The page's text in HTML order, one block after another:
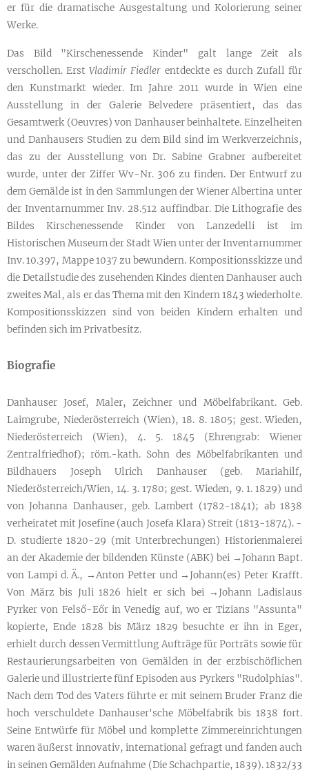
er für die dramatische Ausgestaltung und Kolorierung seiner
Werke.
Das Bild "Kirschenessende Kinder" galt lange Zeit als
verschollen. ErstVladimir Fiedler entdeckte es durch Zufall für
den Kunstmarkt wieder. Im Jahre 2011 wurde in Wien eine
Ausstellung in der Galerie Belvedere präsentiert, das das
Gesamtwerk (Oeuvres) von Danhauser beinhaltete. Einzelheiten
und Danhausers Studien zu dem Bild sind im Werkverzeichnis,
das zu der Ausstellung von Dr. Sabine Grabner aufbereitet
wurde, unter der Ziffer Wv-Nr. 306 zu finden. Der Entwurf zu
dem Gemälde ist in den Sammlungen der Wiener Albertina unter
der Inventarnummer Inv. 28.512 auffindbar. Die Lithografie des
Bildes Kirschenessende Kinder von Lanzedelli ist im
Historischen Museum der Stadt Wien unter der Inventarnummer
Inv. 10.397, Mappe 1037 zu bewundern. Kompositionsskizze und
die Detailstudie des zusehenden Kindes dienten Danhauser auch
zweites Mal, als er das Thema mit den Kindern 1843 wiederholte.
Kompositionsskizzen sind von beiden Kindern erhalten und
befinden sich im Privatbesitz.
Biografie
Danhauser Josef, Maler, Zeichner und Möbelfabrikant. Geb.
Laimgrube, Niederösterreich (Wien), 18. 8. 1805; gest. Wieden,
Niederösterreich (Wien), 4. 5. 1845 (Ehrengrab: Wiener
Zentralfriedhof); röm.-kath. Sohn des Möbelfabrikanten und
Bildhauers Joseph Ulrich Danhauser (geb. Mariahilf,
Niederösterreich/Wien, 14. 3. 1780; gest. Wieden, 9. 1. 1829) und
von Johanna Danhauser, geb. Lambert (1782-1841); ab 1838
verheiratet mit Josefine (auch Josefa Klara) Streit (1813-1874). -
D. studierte 1820-29 (mit Unterbrechungen) Historienmalerei
an der Akademie der bildenden Künste (ABK) bei →Johann Bapt.
von Lampi d. Ä., →Anton Petter und →Johann(es) Peter Krafft.
Von März bis Juli 1826 hielt er sich bei →Johann Ladislaus
Pyrker von Felső-Eőr in Venedig auf, wo er Tizians "Assunta"
kopierte, Ende 1828 bis März 1829 besuchte er ihn in Eger,
erhielt durch dessen Vermittlung Aufträge für Porträts sowie für
Restaurierungsarbeiten von Gemälden in der erzbischöflichen
Galerie und illustrierte fünf Episoden aus Pyrkers "Rudolphias".
Nach dem Tod des Vaters führte er mit seinem Bruder Franz die
hoch verschuldete Danhauser'sche Möbelfabrik bis 1838 fort.
Seine Entwürfe für Möbel und komplette Zimmereinrichtungen
waren äußerst innovativ, international gefragt und fanden auch
in seinen Gemälden Aufnahme (Die Schachpartie, 1839). 1832/33